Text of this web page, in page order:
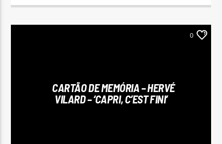
0
CARTÃO DE MEMÓRIA – HERVÉ
VILARD – ‘CAPRI, C’EST FINI’